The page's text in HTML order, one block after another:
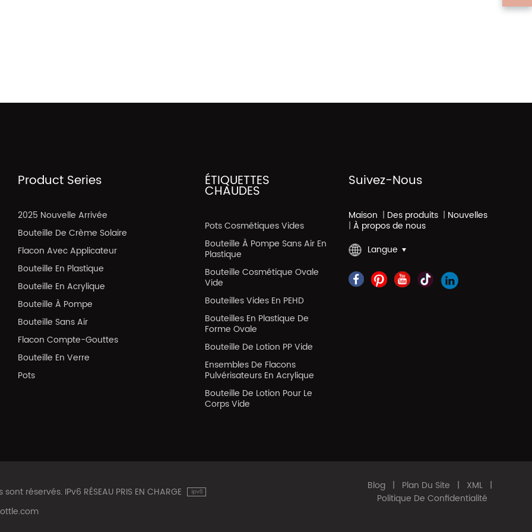
Product Series
2025 Nouvelle Arrivée
Bouteille De Crème Solaire
Flacon Avec Applicateur
Bouteille En Plastique
Bouteille En Acrylique
Bouteille À Pompe
Bouteille Sans Air
Flacon Compte-Gouttes
Bouteille En Verre
Pots
ÉTIQUETTES
CHAUDES
Pots Cosmétiques Vides
Bouteille À Pompe Sans Air En
Plastique
Bouteille Cosmétique Ovale
Vide
Bouteilles Vides En PEHD
Bouteilles En Plastique De
Forme Ovale
Bouteille De Lotion PP Vide
Ensembles De Flacons
Pulvérisateurs En Acrylique
Bouteille De Lotion Pour Le
Corps Vide
Suivez-Nous
Maison | Des produits | Nouvelles
| À propos de nous
Langue
réservés. IPv6 RÉSEAU PRIS EN CHARGE Blog | Plan Du Site | XML |
Politique De Confidentialité